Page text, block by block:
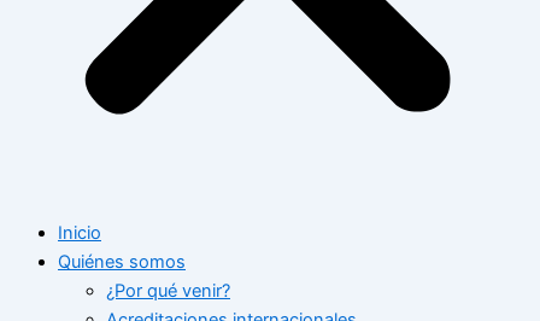
Inicio
Quiénes somos
¿Por qué venir?